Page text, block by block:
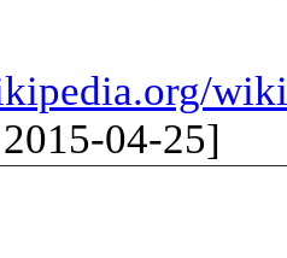
04-25]